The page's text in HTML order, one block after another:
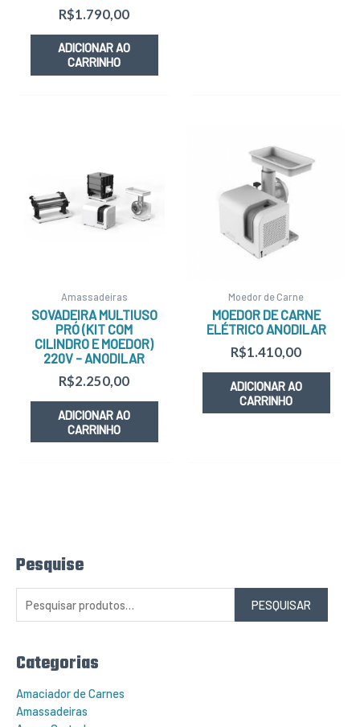
Pesquise
P
e
p
:
PESQUISAR
Categorias
Amaciador de Carnes
Amassadeiras
R$1.790,00
ADICIONAR AO
CARRINHO
Amassadeiras
SOVADEIRA MULTIUSO
PRÓ (KIT COM
CILINDRO E MOEDOR)
220V – ANODILAR
R$2.250,00
ADICIONAR AO
CARRINHO
Moedor de Carne
MOEDOR DE CARNE
ELÉTRICO ANODILAR
R$1.410,00
ADICIONAR AO
CARRINHO